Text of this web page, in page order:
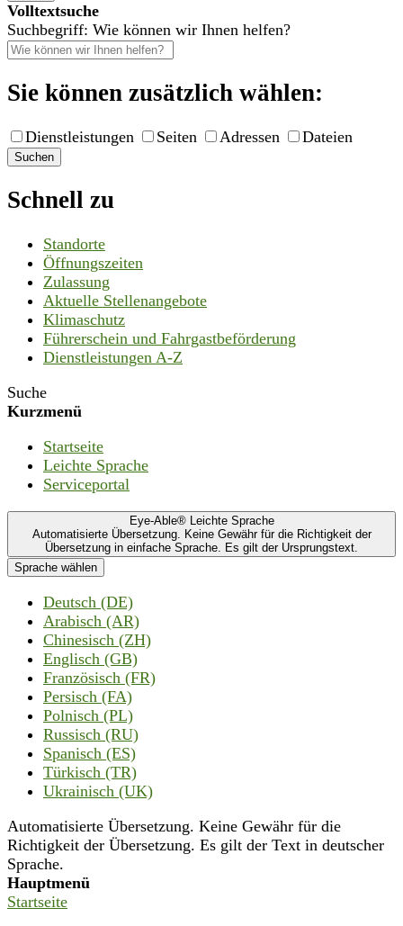
Volltextsuche
Suchbegriff: Wie können wir Ihnen helfen?
Sie können zusätzlich wählen:
Dienstleistungen Seiten Adressen Dateien
Suchen
Schnell zu
Standorte
Öffnungszeiten
Zulassung
Aktuelle Stellenangebote
Klimaschutz
Führerschein und Fahrgastbeförderung
Dienstleistungen A-Z
Suche
Kurzmenü
Startseite
Leichte Sprache
Serviceportal
Eye-Able® Leichte Sprache
Automatisierte Übersetzung. Keine Gewähr für die Richtigkeit der
Übersetzung in einfache Sprache. Es gilt der Ursprungstext.
Sprache wählen
Deutsch (DE)
Arabisch (AR)
Chinesisch (ZH)
Englisch (GB)
Französisch (FR)
Persisch (FA)
Polnisch (PL)
Russisch (RU)
Spanisch (ES)
Türkisch (TR)
Ukrainisch (UK)
Automatisierte Übersetzung. Keine Gewähr für die
Richtigkeit der Übersetzung. Es gilt der Text in deutscher
Sprache.
Hauptmenü
Startseite